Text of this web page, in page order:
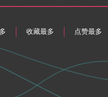
收藏最多 点赞最多